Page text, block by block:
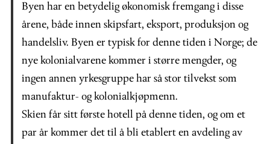
Byen har en betydelig økonomisk fremgang i disse
årene, både innen skipsfart, eksport, produksjon og
handelsliv. Byen er typisk for denne tiden i Norge; de
nye kolonialvarene kommer i større mengder, og
ingen annen yrkesgruppe har så stor tilvekst som
manufaktur- og kolonialkjøpmenn.
Skien får sitt første hotell på denne tiden, og om et
par år kommer det til å bli etablert en avdeling av